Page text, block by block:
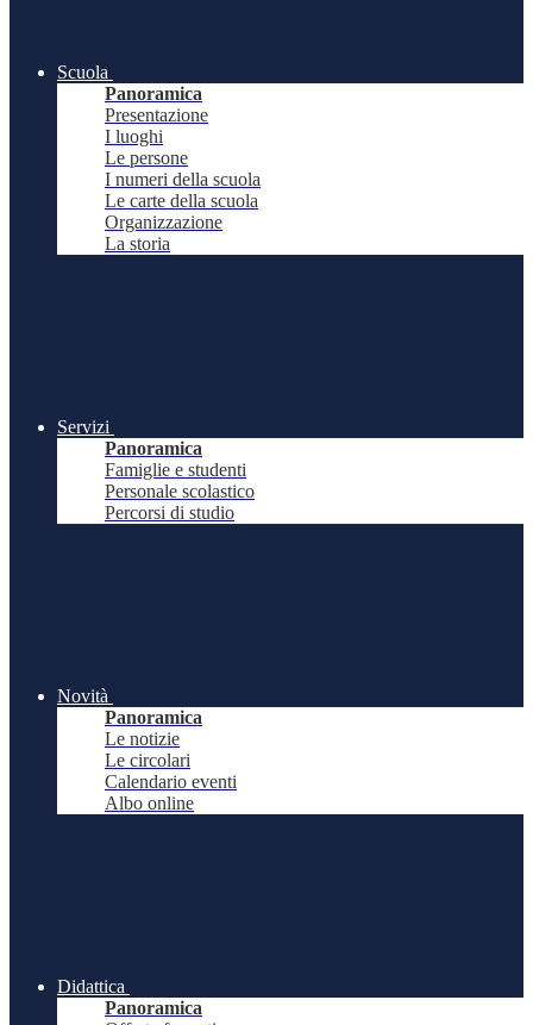
Scuola
Panoramica
Presentazione
I luoghi
Le persone
I numeri della scuola
Le carte della scuola
Organizzazione
La storia
Servizi
Panoramica
Famiglie e studenti
Personale scolastico
Percorsi di studio
Novità
Panoramica
Le notizie
Le circolari
Calendario eventi
Albo online
Didattica
Panoramica